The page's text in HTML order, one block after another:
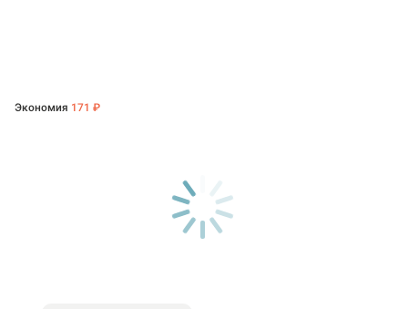
Экономия 171 ₽